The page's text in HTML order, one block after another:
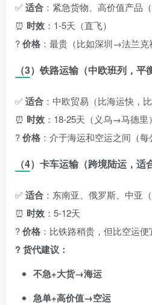
✅适合 ：紧急货物、高价值产品
⏰ 时效 ：1-5天（直飞）
?价格 ：最贵（比如深圳→法兰克
（3）铁路运输（中欧班列，平
✅适合 ：中欧贸易（比海运快，
⏰ 时效 ：18-25天（义乌→马德里）
?价格 ：介于海运和空运之间（每
（4）卡车运输（跨境陆运，适
✅适合 ：东南亚、俄罗斯、中亚
⏰ 时效 ：5-12天
?价格 ：比铁路稍贵，但比空运便
? 货代建议：
不急+大货→海运
急单+高价值→空运